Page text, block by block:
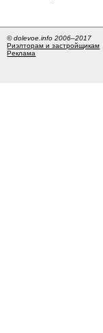
© dolevoe.info 2006–2017
Риэлторам и застройщикам
Реклама